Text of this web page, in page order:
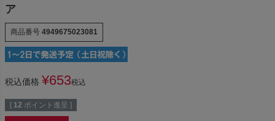
ア
商品番号 4949675023081
税込価格 ¥653税込
[ 12 ポイント進呈 ]